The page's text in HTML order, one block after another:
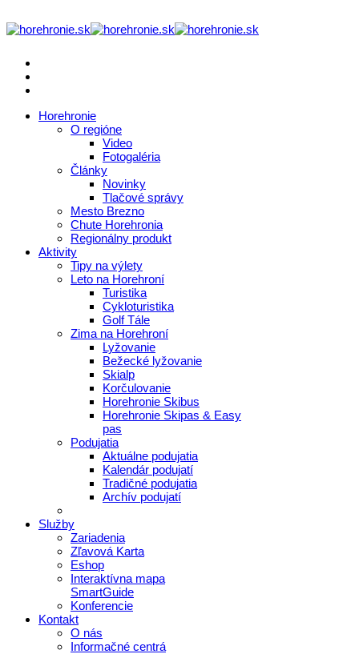
Horehronie
O regióne
Video
Fotogaléria
Články
Novinky
Tlačové správy
Mesto Brezno
Chute Horehronia
Regionálny produkt
Aktivity
Tipy na výlety
Leto na Horehroní
Turistika
Cykloturistika
Golf Tále
Zima na Horehroní
Lyžovanie
Bežecké lyžovanie
Skialp
Korčulovanie
Horehronie Skibus
Horehronie Skipas & Easy
pas
Podujatia
Aktuálne podujatia
Kalendár podujatí
Tradičné podujatia
Archív podujatí
Služby
Zariadenia
Zľavová Karta
Eshop
Interaktívna mapa
SmartGuide
Konferencie
Kontakt
O nás
Informačné centrá